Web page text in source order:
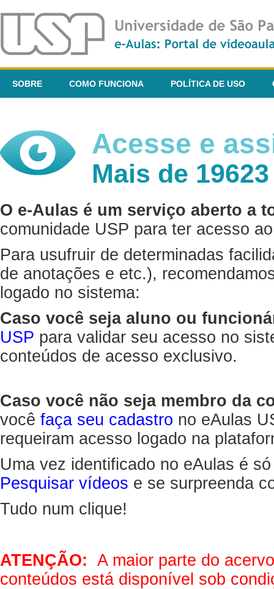
SOBRE COMO FUNCIONA POLÍTICA DE USO
Acesse e
Mais de
O e-Aulas é um serviço aberto a
comunidade USP para ter acesso
Para usufruir de determinadas
de anotações e etc.),
logado no sistema:
Caso você seja aluno ou
USP para validar seu acesso no
conteúdos de acesso exclusivo.
Caso você não seja membro da
você faça seu cadastro no eAulas
requeiram acesso logado na
Uma vez identificado no eAulas é
Pesquisar vídeos e se surpreenda
Tudo num clique!
ATENÇÃO: A maior parte do
conteúdos está disponível sob